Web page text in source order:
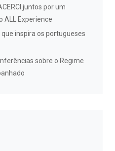
juntos por um
ALL Experience
inspira os portugueses
sobre o Regime